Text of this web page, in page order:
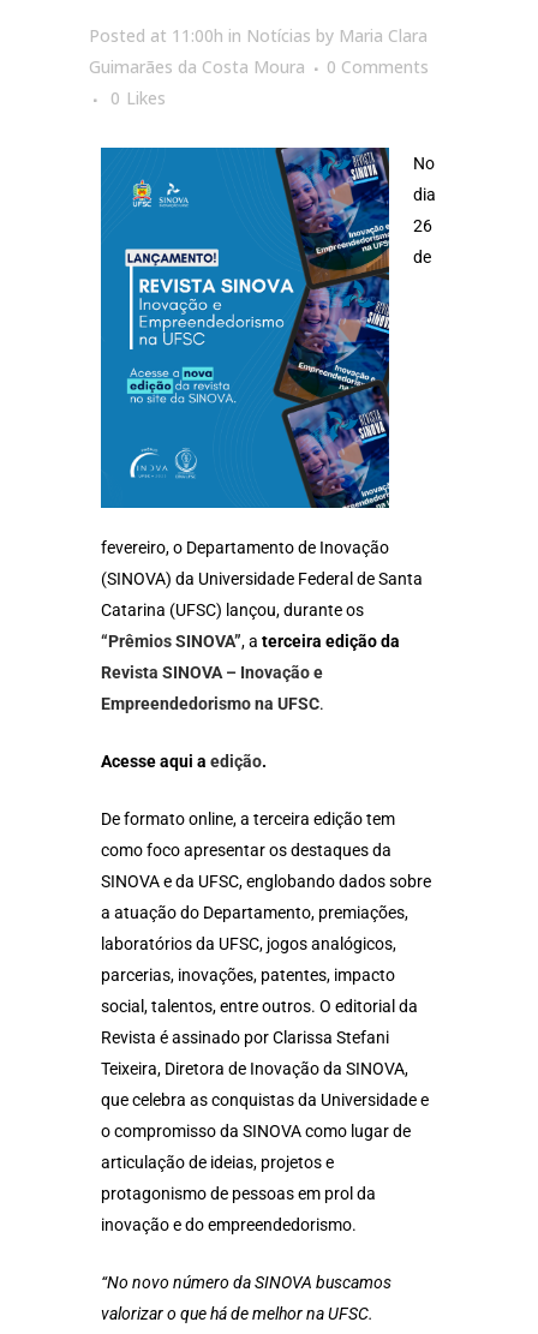
Posted at 11:00h in Notícias by Maria Clara
Guimarães da Costa Moura
0 Comments
0 Likes
No
dia
26
de
fevereiro, o Departamento de Inovação
(SINOVA) da Universidade Federal de Santa
Catarina (UFSC) lançou, durante os
“Prêmios SINOVA”, a terceira edição da
Revista SINOVA – Inovação e
Empreendedorismo na UFSC.
Acesse aqui a edição.
De formato online, a terceira edição tem
como foco apresentar os destaques da
SINOVA e da UFSC, englobando dados sobre
a atuação do Departamento, premiações,
laboratórios da UFSC, jogos analógicos,
parcerias, inovações, patentes, impacto
social, talentos, entre outros. O editorial da
Revista é assinado por Clarissa Stefani
Teixeira, Diretora de Inovação da SINOVA,
que celebra as conquistas da Universidade e
o compromisso da SINOVA como lugar de
articulação de ideias, projetos e
protagonismo de pessoas em prol da
inovação e do empreendedorismo.
“No novo número da SINOVA buscamos
valorizar o que há de melhor na UFSC.